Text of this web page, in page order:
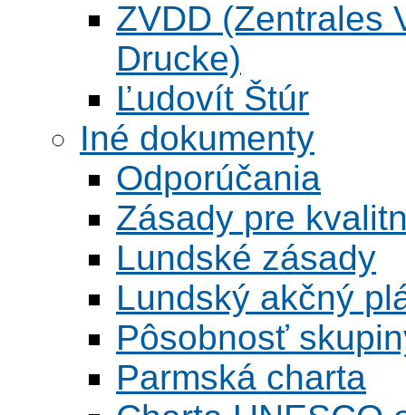
ZVDD (Zentrales
Drucke)
Ľudovít Štúr
Iné dokumenty
Odporúčania
Zásady pre
Lundské zásady
Lundský akčný
Pôsobnosť
Parmská charta